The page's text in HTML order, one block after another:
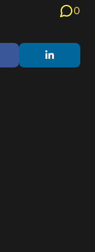
0